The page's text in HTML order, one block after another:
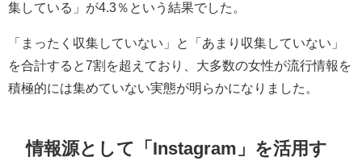
集している」が4.3％という結果でした。
「まったく収集していない」と「あまり収集していない」
を合計すると7割を超えており、大多数の女性が流行情報を
積極的には集めていない実態が明らかになりました。
情報源として「Instagram」を活用す